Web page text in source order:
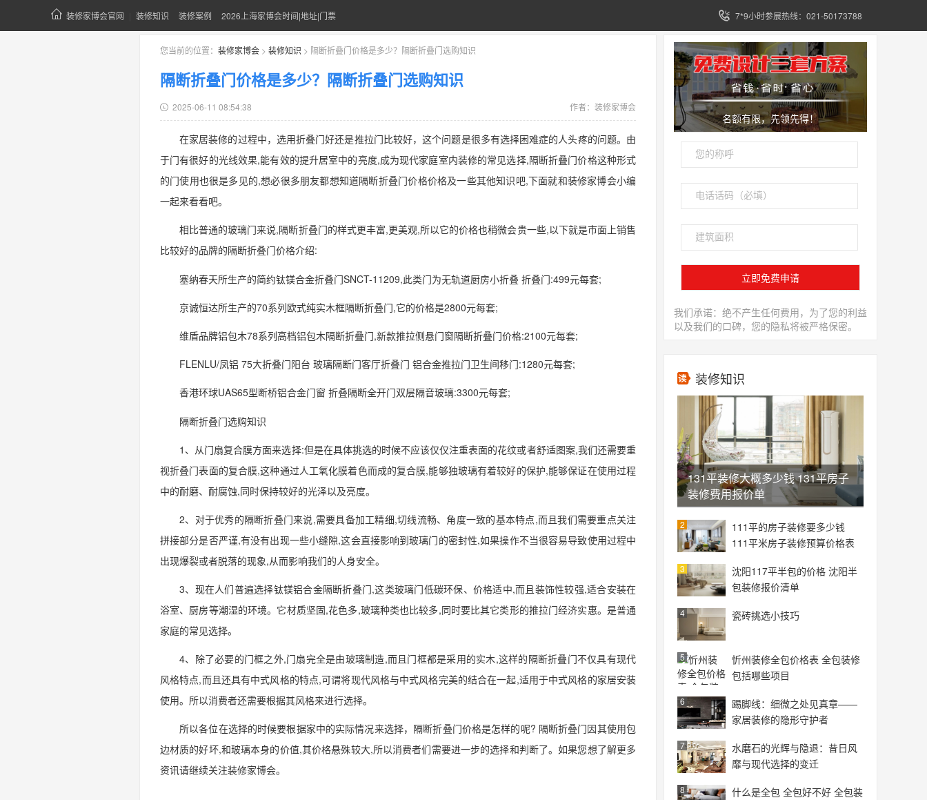
装修家博会官网 装修知识 装修案例 2026上海家博会时间|地址|门票 7*9小时参展热线：021-50173788
您当前的位置： 装修家博会 > 装修知识 > 隔断折叠门价格是多少？隔断折叠门选购知识
隔断折叠门价格是多少？隔断折叠门选购知识
2025-06-11 08:54:38 作者： 装修家博会
在家居装修的过程中，选用折叠门好还是推拉门比较好，这个问题是很多有选择困难症的人头疼的问题。由
于门有很好的光线效果,能有效的提升居室中的亮度,成为现代家庭室内装修的常见选择,隔断折叠门价格这种形式
的门使用也很是多见的,想必很多朋友都想知道隔断折叠门价格价格及一些其他知识吧,下面就和装修家博会小编
一起来看看吧。
相比普通的玻璃门来说,隔断折叠门的样式更丰富,更美观,所以它的价格也稍微会贵一些,以下就是市面上销售
比较好的品牌的隔断折叠门价格介绍:
塞纳春天所生产的简约钛镁合金折叠门SNCT-11209,此类门为无轨道厨房小折叠 折叠门:499元每套;
京诚恒达所生产的70系列欧式纯实木框隔断折叠门,它的价格是2800元每套;
维盾品牌铝包木78系列高档铝包木隔断折叠门,新款推拉侧悬门窗隔断折叠门价格:2100元每套;
FLENLU/凤铝 75大折叠门阳台 玻璃隔断门客厅折叠门 铝合金推拉门卫生间移门:1280元每套;
香港环球UAS65型断桥铝合金门窗 折叠隔断全开门双层隔音玻璃:3300元每套;
隔断折叠门选购知识
1、从门扇复合膜方面来选择:但是在具体挑选的时候不应该仅仅注重表面的花纹或者舒适图案,我们还需要重
视折叠门表面的复合膜,这种通过人工氧化膜着色而成的复合膜,能够独玻璃有着较好的保护,能够保证在使用过程
中的耐磨、耐腐蚀,同时保持较好的光泽以及亮度。
2、对于优秀的隔断折叠门来说,需要具备加工精细,切线流畅、角度一致的基本特点,而且我们需要重点关注
拼接部分是否严谨,有没有出现一些小缝隙,这会直接影响到玻璃门的密封性,如果操作不当很容易导致使用过程中
出现爆裂或者脱落的现象,从而影响我们的人身安全。
3、现在人们普遍选择钛镁铝合金隔断折叠门,这类玻璃门低碳环保、价格适中,而且装饰性较强,适合安装在
浴室、厨房等潮湿的环境。它材质坚固,花色多,玻璃种类也比较多,同时要比其它类形的推拉门经济实惠。是普通
家庭的常见选择。
4、除了必要的门框之外,门扇完全是由玻璃制造,而且门框都是采用的实木,这样的隔断折叠门不仅具有现代
风格特点,而且还具有中式风格的特点,可谓将现代风格与中式风格完美的结合在一起,适用于中式风格的家居安装
使用。所以消费者还需要根据其风格来进行选择。
所以各位在选择的时候要根据家中的实际情况来选择，隔断折叠门价格是怎样的呢? 隔断折叠门因其使用包
边材质的好坏,和玻璃本身的价值,其价格悬殊较大,所以消费者们需要进一步的选择和判断了。如果您想了解更多
资讯请继续关注装修家博会。
名额有限，先领先得！
我们承诺：绝不产生任何费用，为了您的利益
以及我们的口碑，您的隐私将被严格保密。
装修知识
131平装修大概多少钱 131平房子
装修费用报价单
111平的房子装修要多少钱
111平米房子装修预算价格表
2
沈阳117平半包的价格 沈阳半
包装修报价清单
3
瓷砖挑选小技巧
4
忻州装修全包价格表 全包装修
包括哪些项目
5
踢脚线：细微之处见真章——
家居装修的隐形守护者
6
水磨石的光辉与隐退：昔日风
靡与现代选择的变迁
7
什么是全包 全包好不好 全包装
8